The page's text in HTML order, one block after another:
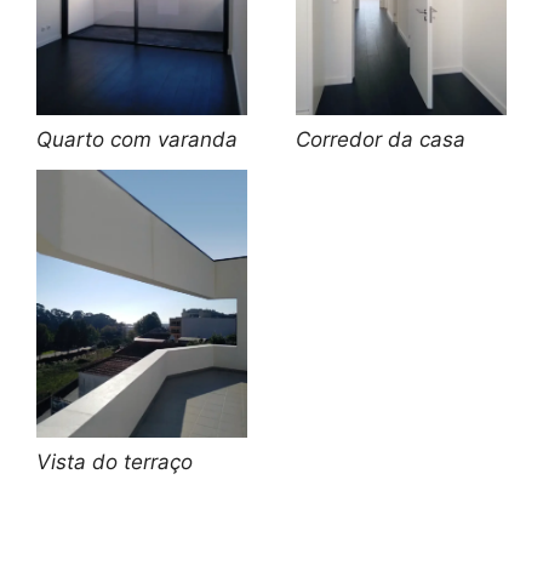
Quarto com varanda Corredor da casa
Vista do terraço